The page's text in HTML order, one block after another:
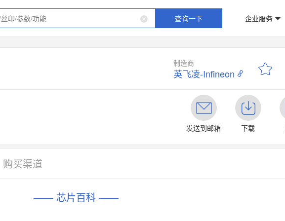
查询一下 企业服务
制造商
英飞凌-Infineon
发送到邮箱
下载
购买渠道
—— 芯片百科 ——